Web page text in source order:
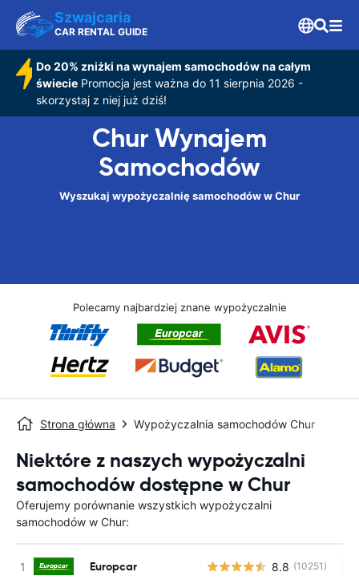
Szwajcaria
CAR RENTAL GUIDE
Do 20% zniżki na wynajem samochodów na całym
świeciePromocja jest ważna do 11 sierpnia 2026 -
skorzystaj z niej już dziś!
Chur Wynajem
Samochodów
Wyszukaj wypożyczalnię samochodów w Chur
Polecamy najbardziej znane wypożyczalnie
Strona główna Wypożyczalnia samochodów Chur
Niektóre z naszych wypożyczalni
samochodów dostępne w Chur
Oferujemy porównanie wszystkich wypożyczalni
samochodów w Chur:
Europcar 8.8 (10251)